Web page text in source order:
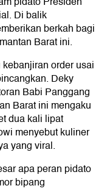
Di balik
berkah bagi
Barat ini.
order usai
Deky
Babi Panggang
Barat ini mengaku
dua kali lipat
menyebut kuliner
yang viral.
apa peran pidato
bipang